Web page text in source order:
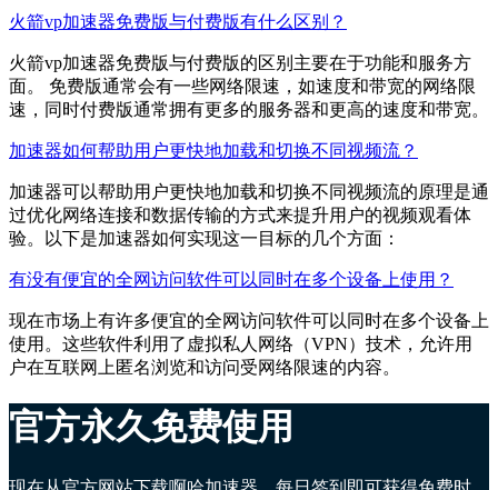
火箭vp加速器免费版与付费版有什么区别？
火箭vp加速器免费版与付费版的区别主要在于功能和服务方
面。 免费版通常会有一些网络限速，如速度和带宽的网络限
速，同时付费版通常拥有更多的服务器和更高的速度和带宽。
加速器如何帮助用户更快地加载和切换不同视频流？
加速器可以帮助用户更快地加载和切换不同视频流的原理是通
过优化网络连接和数据传输的方式来提升用户的视频观看体
验。以下是加速器如何实现这一目标的几个方面：
有没有便宜的全网访问软件可以同时在多个设备上使用？
现在市场上有许多便宜的全网访问软件可以同时在多个设备上
使用。这些软件利用了虚拟私人网络（VPN）技术，允许用
户在互联网上匿名浏览和访问受网络限速的内容。
官方永久免费使用